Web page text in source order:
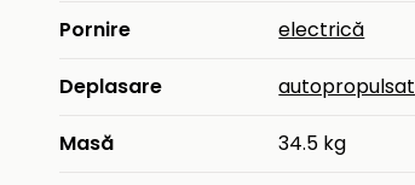
Pornire electrică
Deplasare autopropulsat
Masă 34.5 kg